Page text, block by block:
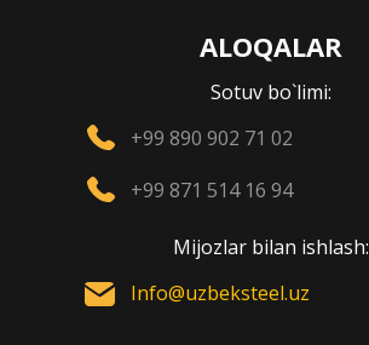
ALOQALAR
Sotuv bo`limi:
+99 890 902 71 02
+99 871 514 16 94
Mijozlar bilan ishlash:
Info@uzbeksteel.uz